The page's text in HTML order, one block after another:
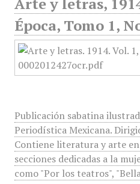
Época, Tomo 1,
Publicación sabatina
Periodística Mexicana.
Contiene literatura y arte
secciones dedicadas a la
como "Por los teatros",